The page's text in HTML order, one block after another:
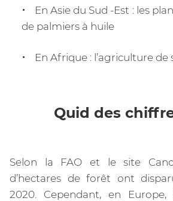
En Asie du Sud -Est : les
de palmiers à huile
En Afrique : l’agriculture de
Quid des
Selon la FAO et le site
d’hectares de forêt ont
2020. Cependant, en